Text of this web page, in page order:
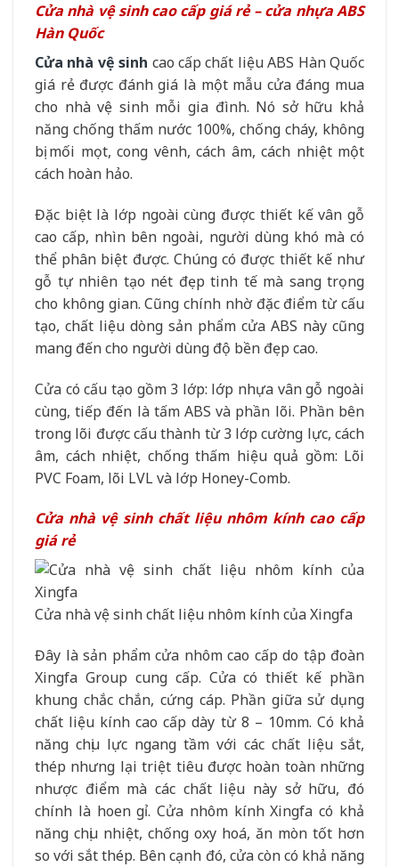
Cửa nhà vệ sinh cao cấp giá rẻ – cửa nhựa ABS
Hàn Quốc
Cửa nhà vệ sinh cao cấp chất liệu ABS Hàn Quốc
giá rẻ được đánh giá là một mẫu cửa đáng mua
cho nhà vệ sinh mỗi gia đình. Nó sở hữu khả
năng chống thấm nước 100%, chống cháy, không
bị mối mọt, cong vênh, cách âm, cách nhiệt một
cách hoàn hảo.
Đặc biệt là lớp ngoài cùng được thiết kế vân gỗ
cao cấp, nhìn bên ngoài, người dùng khó mà có
thể phân biệt được. Chúng có được thiết kế như
gỗ tự nhiên tạo nét đẹp tinh tế mà sang trọng
cho không gian. Cũng chính nhờ đặc điểm từ cấu
tạo, chất liệu dòng sản phẩm cửa ABS này cũng
mang đến cho người dùng độ bền đẹp cao.
Cửa có cấu tạo gồm 3 lớp: lớp nhựa vân gỗ ngoài
cùng, tiếp đến là tấm ABS và phần lõi. Phần bên
trong lõi được cấu thành từ 3 lớp cường lực, cách
âm, cách nhiệt, chống thấm hiệu quả gồm: Lõi
PVC Foam, lõi LVL và lớp Honey-Comb.
Cửa nhà vệ sinh chất liệu nhôm kính cao cấp
giá rẻ
Cửa nhà vệ sinh chất liệu nhôm kính của Xingfa
Đây là sản phẩm cửa nhôm cao cấp do tập đoàn
Xingfa Group cung cấp. Cửa có thiết kế phần
khung chắc chắn, cứng cáp. Phần giữa sử dụng
chất liệu kính cao cấp dày từ 8 – 10mm. Có khả
năng chịu lực ngang tầm với các chất liệu sắt,
thép nhưng lại triệt tiêu được hoàn toàn những
nhược điểm mà các chất liệu này sở hữu, đó
chính là hoen gỉ. Cửa nhôm kính Xingfa có khả
năng chịu nhiệt, chống oxy hoá, ăn mòn tốt hơn
so với sắt thép. Bên cạnh đó, cửa còn có khả năng